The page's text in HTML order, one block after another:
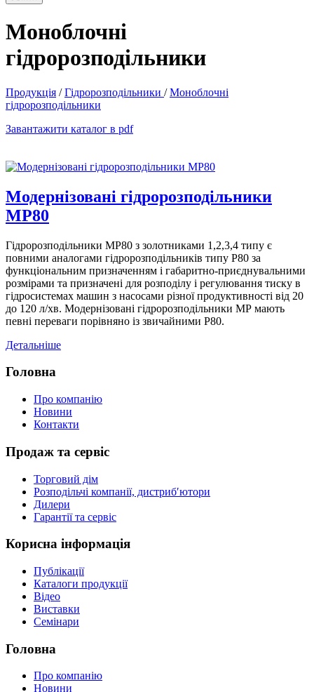
Моноблочні
гідророзподільники
Продукція /Гідророзподільники /Моноблочні
гідророзподільники
Завантажити каталог в pdf
Модернізовані гідророзподільники
МР80
Гідророзподільники МР80 з золотниками 1,2,3,4 типу є
повними аналогами гідророзподільників типу Р80 за
функціональним призначенням і габаритно-приєднувальними
розмірами та призначені для розподілу і регулювання тиску в
гідросистемах машин з насосами різної продуктивності від 20
до 120 л/хв. Модернізовані гідророзподільники МР мають
певні переваги порівняно із звичайними Р80.
Детальніше
Головна
Про компанію
Новини
Контакти
Продаж та сервіс
Торговий дім
Розподільчі компанії, дистриб′ютори
Дилери
Гарантії та сервіс
Корисна інформація
Публікації
Каталоги продукції
Відео
Виставки
Семінари
Головна
Про компанію
Новини